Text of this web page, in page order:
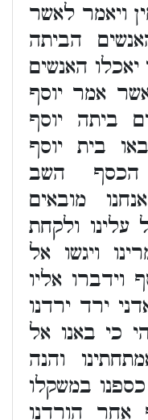
ויאמר לאשר
הביתה
האנשים
אמר יוסף
ביתה יוסף
בית יוסף
השב
מובאים
עלינו ולקחת
ויגשו אל
וידברו אליו
ירד ירדנו
כי באנו אל
והנה
במשקלו
אחר הורדנו